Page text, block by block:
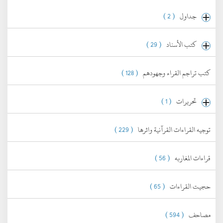
جداول ( 2 )
كتب الأسناد ( 29 )
كتب تراجم القراء وجهودهم ( 128 )
تحريرات ( 1 )
توجيه القراءات القرآنية واثرها ( 229 )
قراءات المغاربه ( 56 )
حجيت القراءات ( 65 )
مصاحف ( 594 )